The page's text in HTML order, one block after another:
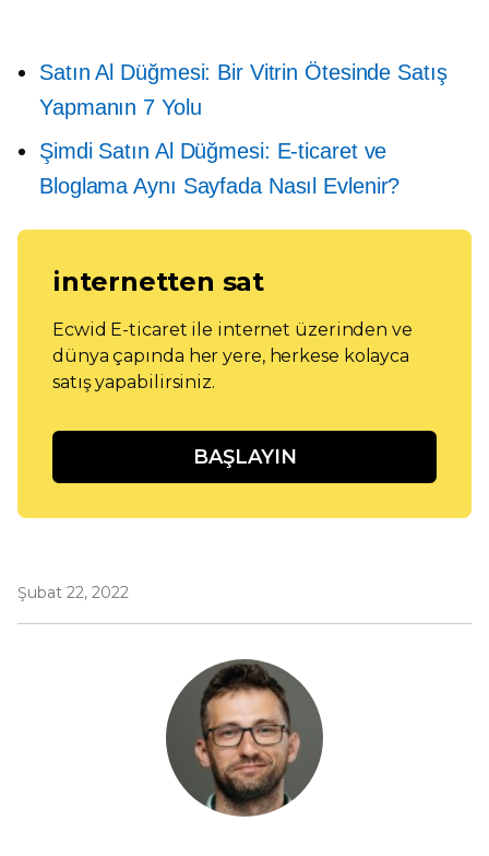
Satın Al Düğmesi: Bir Vitrin Ötesinde Satış
Yapmanın 7 Yolu
Şimdi Satın Al Düğmesi: E-ticaret ve
Bloglama Aynı Sayfada Nasıl Evlenir?
internetten sat
Ecwid E-ticaret ile internet üzerinden ve
dünya çapında her yere, herkese kolayca
satış yapabilirsiniz.
BAŞLAYIN
Şubat 22, 2022